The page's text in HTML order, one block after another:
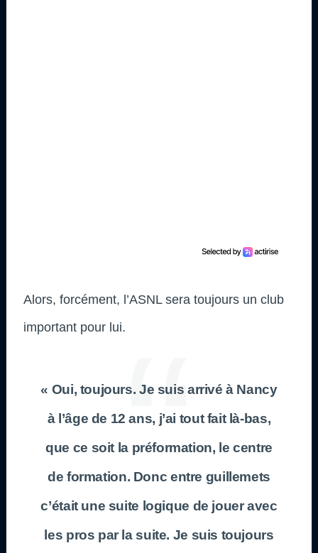
Alors, forcément, l’ASNL sera toujours un club
important pour lui.
« Oui, toujours. Je suis arrivé à Nancy
à l’âge de 12 ans, j’ai tout fait là-bas,
que ce soit la préformation, le centre
de formation. Donc entre guillemets
c’était une suite logique de jouer avec
les pros par la suite. Je suis toujours